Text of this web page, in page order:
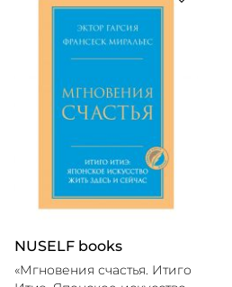
NUSELF books
«Мгновения счастья. Итиго